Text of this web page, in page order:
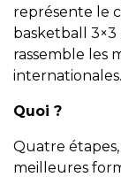
représente le
basketball
rassemble les
internationales.
Quoi ?
Quatre
meilleures